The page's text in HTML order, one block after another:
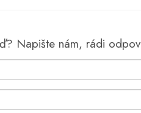
Napište nám, rádi